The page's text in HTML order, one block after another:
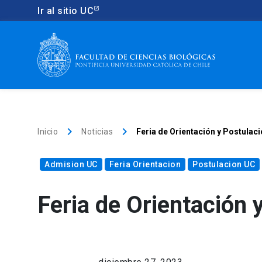
Ir al sitio UC
Inicio keyboard_arrow_right Noticias keyboard_arrow_right Feria de Orientación y
Admision UC Feria Orientacion Postulacion UC
Feria de Orientación